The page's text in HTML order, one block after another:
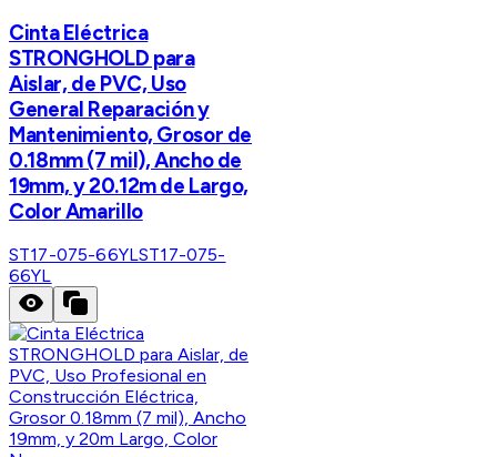
Cinta Eléctrica
STRONGHOLD para
Aislar, de PVC, Uso
General Reparación y
Mantenimiento, Grosor de
0.18mm (7 mil), Ancho de
19mm, y 20.12m de Largo,
Color Amarillo
ST17-075-66YLST17-075-
66YL